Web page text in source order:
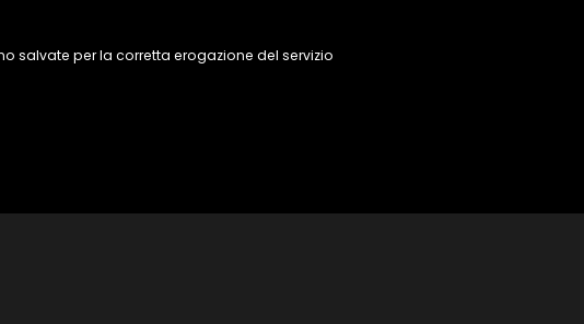
salvate per la corretta erogazione del servizio